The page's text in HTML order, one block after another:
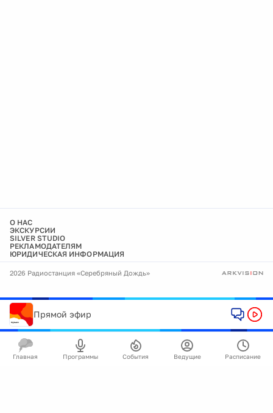
О НАС
ЭКСКУРСИИ
SILVER STUDIO
РЕКЛАМОДАТЕЛЯМ
ЮРИДИЧЕСКАЯ ИНФОРМАЦИЯ
2026 Радиостанция «Серебряный Дождь»
Прямой эфир
Главная Программы События Ведущие Расписание